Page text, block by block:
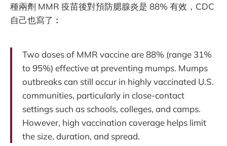
種兩劑 MMR 疫苗後對預防腮腺炎是 88% 有效，CDC
自己也寫了︰
Two doses of MMR vaccine are 88% (range 31%
to 95%) effective at preventing mumps. Mumps
outbreaks can still occur in highly vaccinated U.S.
communities, particularly in close-contact
settings such as schools, colleges, and camps.
However, high vaccination coverage helps limit
the size, duration, and spread.